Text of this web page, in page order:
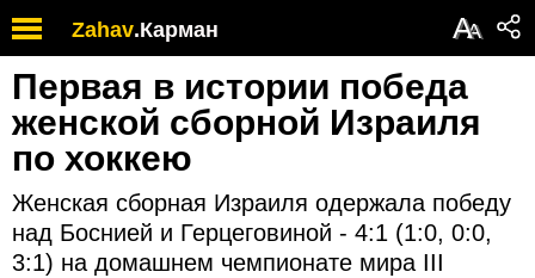
Zahav.Карман АА
Первая в истории победа
женской сборной Израиля
по хоккею
Женская сборная Израиля одержала победу
над Боснией и Герцеговиной - 4:1 (1:0, 0:0,
3:1) на домашнем чемпионате мира III